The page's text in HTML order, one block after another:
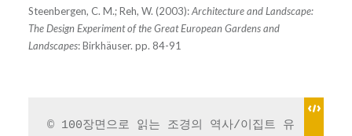
Steenbergen, C. M.; Reh, W. (2003):Architecture and Landscape:
The Design Experiment of the Great European Gardens and
Landscapes: Birkhäuser. pp. 84-91
© 100장면으로 읽는 조경의 역사/이집트 유